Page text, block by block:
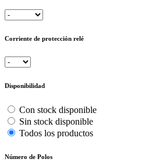
Corriente de protección relé
Disponibilidad
Con stock disponible
Sin stock disponible
Todos los productos
Número de Polos